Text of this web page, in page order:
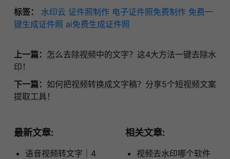
标签： 水印云 证件照制作 电子证件照免费制作 免费一
键生成证件照 ai免费生成证件照
上一篇： 怎么去除视频中的文字？这4大方法一键去除水
印！
下一篇： 如何把视频转换成文字稿？分享5个短视频文案
提取工具！
最新文章:
语音视频转文字｜4
相关文章:
视频去水印哪个软件